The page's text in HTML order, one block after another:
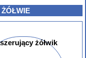
ŻÓŁWIE